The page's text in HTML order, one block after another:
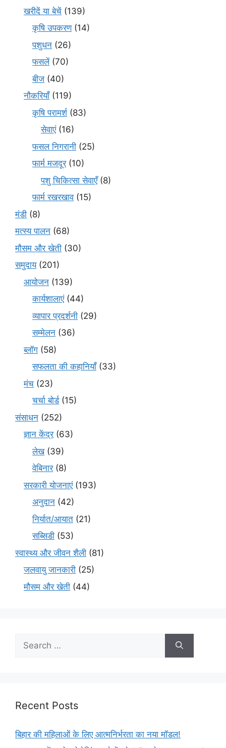
खरीदें या बेचें (139)
कृषि उपकरण(14)
पशुधन (26)
फसलें(70)
बीज (40)
नौकरियाँ(119)
कृषि परामर्श(83)
सेवाएं(16)
फसल निगरानी (25)
फार्म मजदूर(10)
पशु चिकित्सा सेवाएँ(8)
फार्म रखरखाव(15)
मंडी (8)
मत्स्य पालन (68)
मौसम और खेती (30)
समुदाय(201)
आयोजन (139)
कार्यशालाएं(44)
व्यापार प्रदर्शनी (29)
सम्मेलन (36)
ब्लॉग (58)
सफलता की कहानियाँ(33)
मंच (23)
चर्चा बोर्ड(15)
संसाधन (252)
ज्ञान केंद्र(63)
लेख(39)
वेबिनार(8)
सरकारी योजनाएं(193)
अनुदान (42)
निर्यात/आयात (21)
सब्सिडी (53)
स्वास्थ्य और जीवन शैली (81)
जलवायु जानकारी (25)
मौसम और खेती (44)
Recent Posts
बिहार की महिलाओं के लिए आत्मनिर्भरता का नया मॉडल!